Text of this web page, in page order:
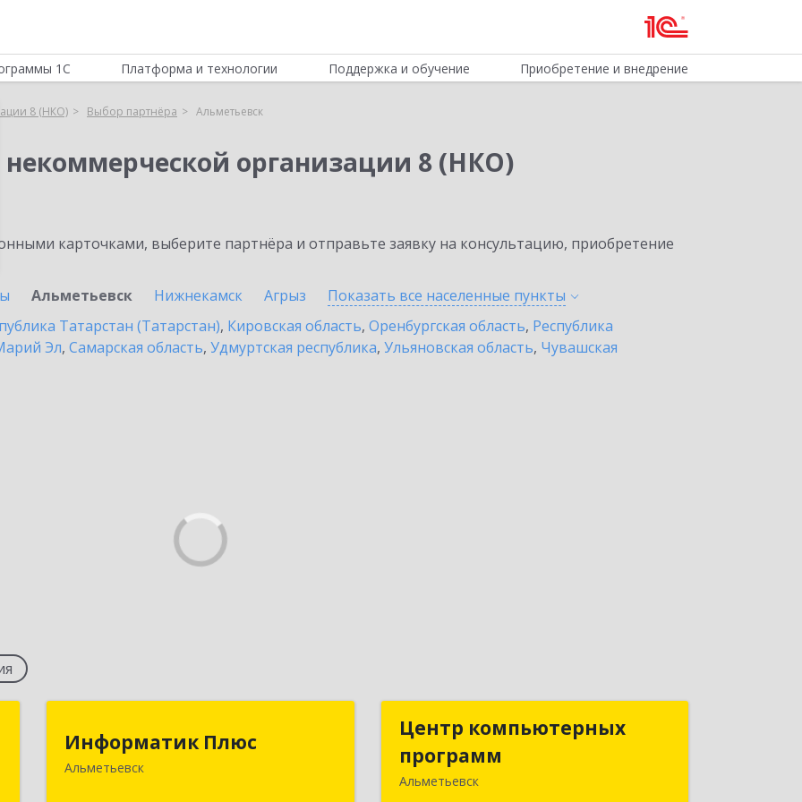
1С Платформа и технологии Поддержка и обучение Приобретение и внедрение
8 (НКО) Выбор партнёра Альметьевск
некоммерческой организации 8 (НКО)
карточками, выберите партнёра и отправьте заявку на консультацию, приобретение
Альметьевск Нижнекамск Агрыз Показать все населенные пункты
Татарстан (Татарстан), Кировская область, Оренбургская область, Республика
Эл, Самарская область, Удмуртская республика, Ульяновская область, Чувашская
Информатик Плюс
Альметьевск
Центр компьютерных
программ
Альметьевск
Центр компьютерных